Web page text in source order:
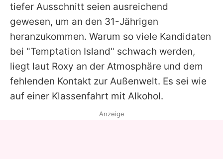
tiefer Ausschnitt seien ausreichend
gewesen, um an den 31-Jährigen
heranzukommen. Warum so viele Kandidaten
bei "Temptation Island" schwach werden,
liegt laut Roxy an der Atmosphäre und dem
fehlenden Kontakt zur Außenwelt. Es sei wie
auf einer Klassenfahrt mit Alkohol.
Anzeige